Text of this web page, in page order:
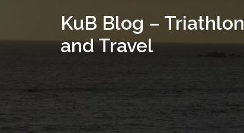
KuB Blog – Triathlon
and Travel